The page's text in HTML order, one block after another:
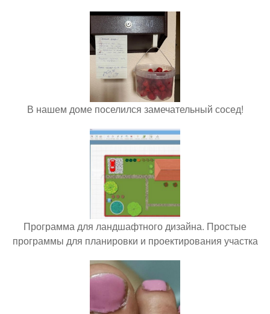
В нашем доме поселился замечательный сосед!
Программа для ландшафтного дизайна. Простые
программы для планировки и проектирования участка